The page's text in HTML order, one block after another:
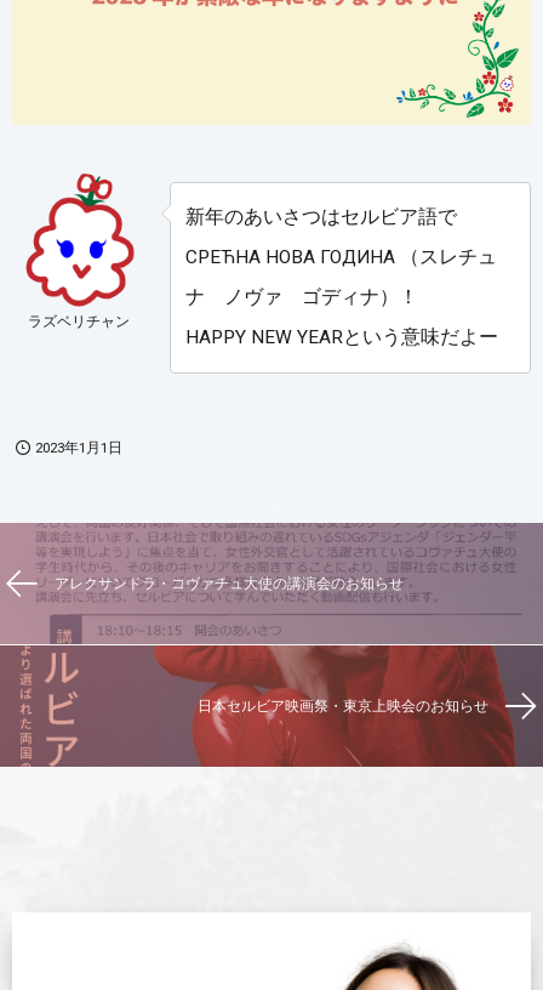
ラズベリチャン
新年のあいさつはセルビア語で
СРЕЋНА НОВА ГОДИНА （スレチュ
ナ ノヴァ ゴディナ）！
HAPPY NEW YEARという意味だよー
2023年1月1日
アレクサンドラ・コヴァチュ大使の講演会のお知らせ
日本セルビア映画祭・東京上映会のお知らせ